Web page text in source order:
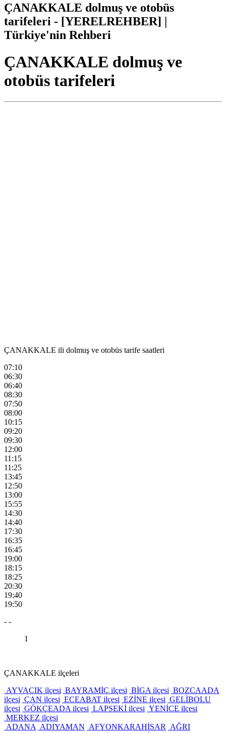
ÇANAKKALE dolmuş ve otobüs
tarifeleri - [YERELREHBER] |
Türkiye'nin Rehberi
ÇANAKKALE dolmuş ve
otobüs tarifeleri
ÇANAKKALE ili dolmuş ve otobüs tarife saatleri
07:10
06:30
06:40
08:30
07:50
08:00
10:15
09:20
09:30
12:00
11:15
11:25
13:45
12:50
13:00
15:55
14:30
14:40
17:30
16:35
16:45
19:00
18:15
18:25
20:30
19:40
19:50
- -
1
ÇANAKKALE ilçeleri
AYVACIK ilçesi BAYRAMİÇ ilçesi BİGA ilçesi BOZCAADA
ilçesi ÇAN ilçesi ECEABAT ilçesi EZİNE ilçesi GELİBOLU
ilçesi GÖKÇEADA ilçesi LAPSEKİ ilçesi YENİCE ilçesi
MERKEZ ilçesi
ADANA ADIYAMAN AFYONKARAHİSAR
AĞRI